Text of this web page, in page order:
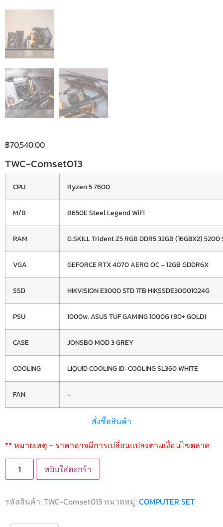
฿70,540.00
TWC-Comset013
CPU Ryzen 5 7600
M/B B650E Steel Legend WiFi
RAM G.SKILL Trident Z5 RGB DDR5 32GB (16GBX2)
VGA GEFORCE RTX 4070 AERO OC – 12GB GDDR6X
SSD HIKVISION E3000 STD 1TB HIKSSDE30001024G
PSU 1000w. ASUS TUF GAMING 1000G (80+ GOLD)
CASE JONSBO MOD 3 GREY
COOLING LIQUID COOLING ID-COOLING SL360 WHITE
FAN –
สั่งซื้อสินค้า
** หมายเหตุ – ราคาอาจมีการเปลี่ยนแปลงตามเงื่อนไขตลาด
หยิบใส่ตะกร้า
รหัสสินค้า: TWC-Comset013 หมวดหมู่: COMPUTER SET